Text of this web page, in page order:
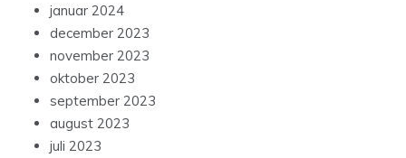
februar 2024
januar 2024
december 2023
november 2023
oktober 2023
september 2023
august 2023